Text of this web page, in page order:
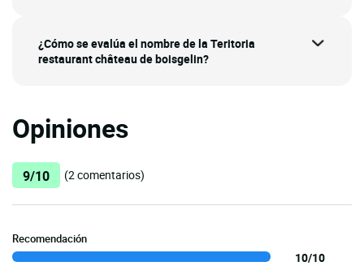
¿Cómo se evalúa el nombre de la Teritoria
restaurant château de boisgelin?
Opiniones
9/10 (2 comentarios)
Recomendación
10/10